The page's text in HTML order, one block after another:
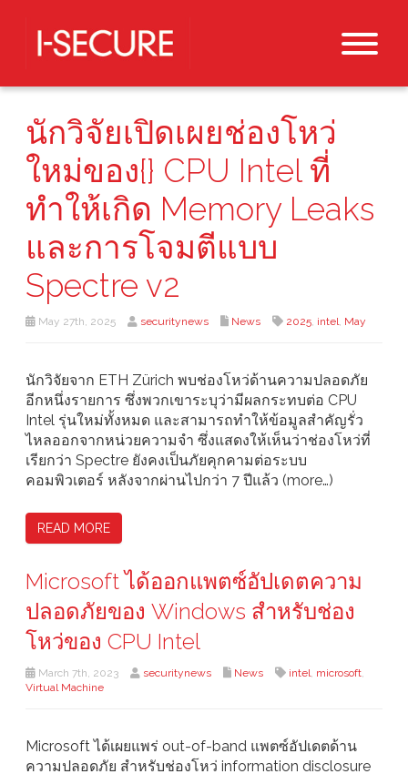
นักวิจัยเปิดเผยช่องโหว่
ใหม่ของ{} CPU Intel ที่
ทำให้เกิด Memory Leaks
และการโจมตีแบบ
Spectre v2
May 27th, 2025 securitynews News 2025, intel, May
นักวิจัยจาก ETH Zürich พบช่องโหว่ด้านความปลอดภัย
อีกหนึ่งรายการ ซึ่งพวกเขาระบุว่ามีผลกระทบต่อ CPU
Intel รุ่นใหม่ทั้งหมด และสามารถทำให้ข้อมูลสำคัญรั่ว
ไหลออกจากหน่วยความจำ ซึ่งแสดงให้เห็นว่าช่องโหว่ที่
เรียกว่า Spectre ยังคงเป็นภัยคุกคามต่อระบบ
คอมพิวเตอร์ หลังจากผ่านไปกว่า 7 ปีแล้ว (more…)
READ MORE
Microsoft ได้ออกแพตซ์อัปเดตความ
ปลอดภัยของ Windows สำหรับช่อง
โหว่ของ CPU Intel
March 7th, 2023 securitynews News intel, microsoft,
Virtual Machine
Microsoft ได้เผยแพร่ out-of-band แพตซ์อัปเดตด้าน
ความปลอดภัย สำหรับช่องโหว่ information disclosure